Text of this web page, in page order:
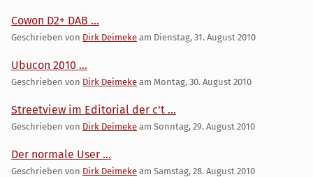
Cowon D2+ DAB ...
Geschrieben von Dirk Deimeke am Dienstag, 31. August 2010
Ubucon 2010 ...
Geschrieben von Dirk Deimeke am Montag, 30. August 2010
Streetview im Editorial der c't ...
Geschrieben von Dirk Deimeke am Sonntag, 29. August 2010
Der normale User ...
Geschrieben von Dirk Deimeke am Samstag, 28. August 2010